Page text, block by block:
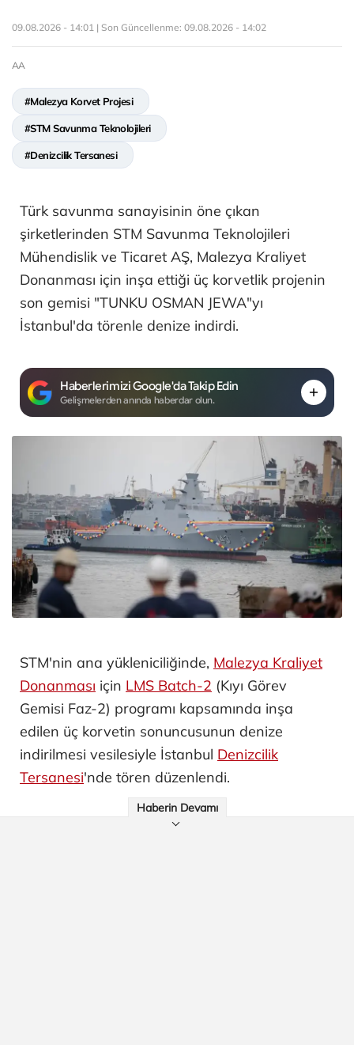
09.08.2026 - 14:01 | Son Güncellenme: 09.08.2026 - 14:02
AA
#Malezya Korvet Projesi
#STM Savunma Teknolojileri
#Denizcilik Tersanesi
Türk savunma sanayisinin öne çıkan
şirketlerinden STM Savunma Teknolojileri
Mühendislik ve Ticaret AŞ, Malezya Kraliyet
Donanması için inşa ettiği üç korvetlik projenin
son gemisi "TUNKU OSMAN JEWA"yı
İstanbul'da törenle denize indirdi.
Haberlerimizi Google'da Takip Edin
Gelişmelerden anında haberdar olun.
STM'nin ana yükleniciliğinde, Malezya Kraliyet
Donanması için LMS Batch-2 (Kıyı Görev
Gemisi Faz-2) programı kapsamında inşa
edilen üç korvetin sonuncusunun denize
indirilmesi vesilesiyle İstanbul Denizcilik
Tersanesi'nde tören düzenlendi.
Haberin Devamı